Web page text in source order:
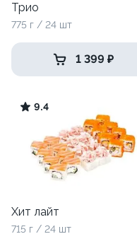
Трио
775 г / 24 шт
1 399 ₽
9.4
Хит лайт
715 г / 24 шт